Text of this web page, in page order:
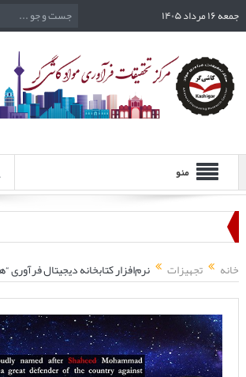
جمعه ۱۶ مرداد ۱۴۰۵
منو
خانه تجهیزات نرم‌افزار کتابخانه دیجیتال فرآوری